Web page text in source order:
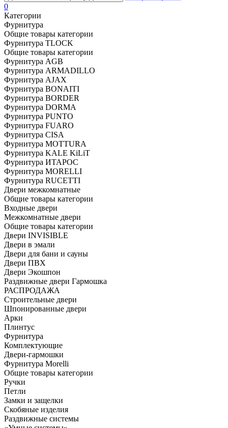
0
Категории
Фурнитура
Общие товары категории
Фурнитура TLOCK
Общие товары категории
Фурнитура AGB
Фурнитура ARMADILLO
Фурнитура AJAX
Фурнитура BONAITI
Фурнитура BORDER
Фурнитура DORMA
Фурнитура PUNTO
Фурнитура FUARO
Фурнитура CISA
Фурнитура MOTTURA
Фурнитура KALE KiLiT
Фурнитура ИТАРОС
Фурнитура MORELLI
Фурнитура RUCETTI
Двери межкомнатные
Общие товары категории
Входные двери
Межкомнатные двери
Общие товары категории
Двери INVISIBLE
Двери в эмали
Двери для бани и сауны
Двери ПВХ
Двери Экошпон
Раздвижные двери Гармошка
РАСПРОДАЖА
Строительные двери
Шпонированные двери
Арки
Плинтус
Фурнитура
Комплектующие
Двери-гармошки
Фурнитура Morelli
Общие товары категории
Ручки
Петли
Замки и защелки
Скобяные изделия
Раздвижные системы